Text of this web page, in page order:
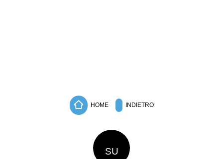
HOME INDIETRO
SU